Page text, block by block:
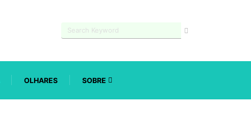
OLHARES SOBRE